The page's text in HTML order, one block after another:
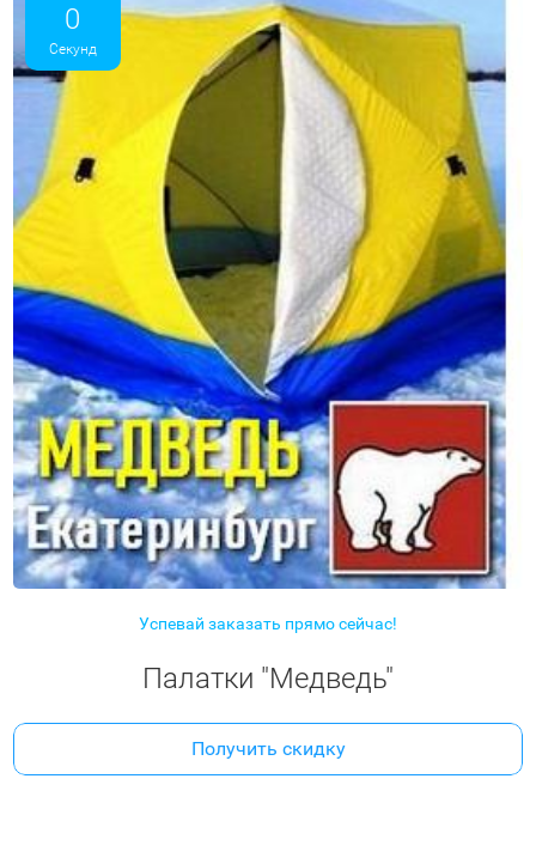
0
Секунд
Успевай заказать прямо сейчас!
Палатки "Медведь"
Получить скидку